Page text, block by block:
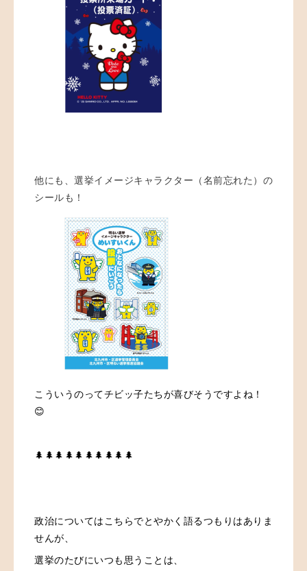
他にも、選挙イメージキャラクター（名前忘れた）の
シールも！
こういうのってチビッ子たちが喜びそうですよね！
😊
🌲🌲🌲🌲🌲🌲🌲🌲🌲🌲
政治についてはこちらでとやかく語るつもりはありま
せんが、
選挙のたびにいつも思うことは、